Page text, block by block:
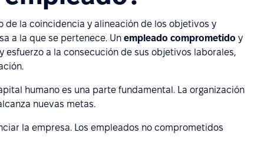
de la coincidencia y alineación de los objetivos y
a la que se pertenece. Un empleado comprometido y
a la consecución de sus objetivos laborales,
humano es una parte fundamental. La organización
nuevas metas.
la empresa. Los empleados no comprometidos